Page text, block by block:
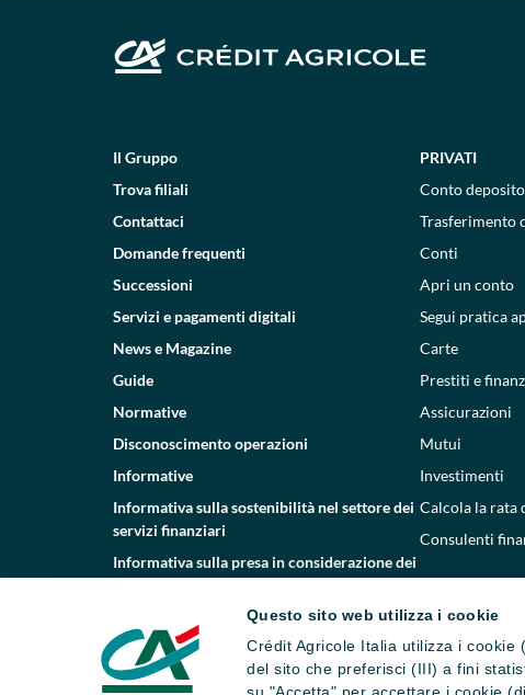
Questo sito web utilizza i cookie
Crédit Agricole Italia utilizza i
del sito che preferisci (III) a fini
Il Gruppo
Trova filiali
Contattaci
Domande frequenti
Successioni
Servizi e pagamenti digitali
News e Magazine
Guide
Normative
Disconoscimento operazioni
Informative
Informativa sulla sostenibilità nel settore dei
servizi finanziari
Informativa sulla presa in considerazione dei
Whistleblowing
PRIVATI
Conto deposito
Trasferimento
Conti
Apri un conto
Segui pratica
Carte
Prestiti e
Assicurazioni
Mutui
Investimenti
Calcola la rata
Consulenti